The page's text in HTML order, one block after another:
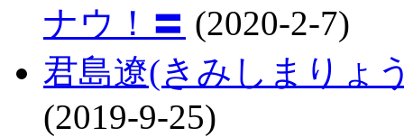
ナウ！〓 (2020-2-7)
君島遼(きみしまりょ
(2019-9-25)